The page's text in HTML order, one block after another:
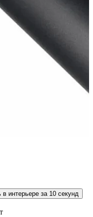
в интерьере за 10 секунд